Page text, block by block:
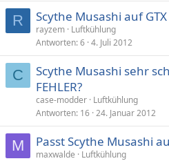
R Scythe Musashi auf
rayzem Luftkühlung
Antworten 6 4. Juli 2012
C
Scythe Musashi sehr
FEHLER?
case-modder Luftkühlung
Antworten 16 24. Januar 2012
M Passt Scythe Musashi
maxwalde
Luftkühlung